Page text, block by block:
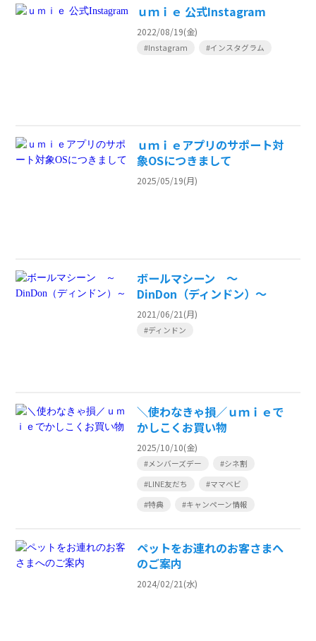
ｕｍｉｅ 公式Instagram
2022/08/19(金)
#Instagram #インスタグラム
ｕｍｉｅアプリのサポート対
象OSにつきまして
2025/05/19(月)
ボールマシーン ～
DinDon（ディンドン）～
2021/06/21(月)
#ディンドン
＼使わなきゃ損／ｕｍｉｅで
かしこくお買い物
2025/10/10(金)
#メンバーズデー
#シネ割
#LINE友だち
#ママベビ
#特典
#キャンペーン情報
ペットをお連れのお客さまへ
のご案内
2024/02/21(水)